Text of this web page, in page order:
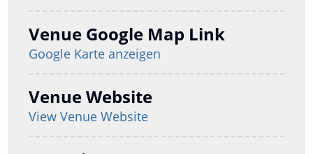
Venue Google Map Link
Google Karte anzeigen
Venue Website
View Venue Website